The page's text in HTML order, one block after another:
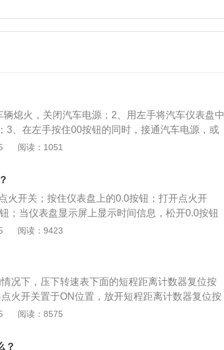
熄火，关闭汽车电源；2、用左手将汽车仪表盘中
3、在左手按住00按钮的同时，接通汽车电源，或
示屏上显示重置保养里程时，松开00按钮；5、再
共7款车型，全系标配ESP车身稳定系统、EBD
控制，EDS电子差速锁、EPB电子手刹、自动驻车
阅读：1051
火开关；按住仪表盘上的0.0按钮；打开点火开
；当仪表盘显示屏上显示时间信息，松开0.0按钮
途观L出自于上海大众，这款车搭载了1.8T与2.0T
配了ESP车辆稳定系统、前排侧面安全气囊，顶配
撞安全保护系统、膝部气囊、车道保持系统、360
系统。
阅读：9423
况下，压下转速表下面的短程距离计数器复位按
火开关置于ON位置，放开短程距离计数器复位按
志。3扭动分钟按钮拉出时钟上的分钟按钮，往右
位置，“SERVICE”标志消失。
阅读：8575
？